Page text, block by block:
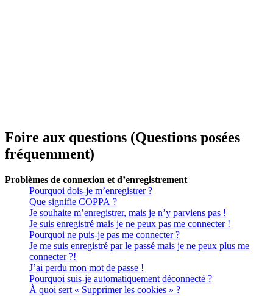
Foire aux questions (Questions posées
fréquemment)
Problèmes de connexion et d’enregistrement
Pourquoi dois-je m’enregistrer ?
Que signifie COPPA ?
Je souhaite m’enregistrer, mais je n’y parviens pas !
Je suis enregistré mais je ne peux pas me connecter !
Pourquoi ne puis-je pas me connecter ?
Je me suis enregistré par le passé mais je ne peux plus me
connecter ?!
J’ai perdu mon mot de passe !
Pourquoi suis-je automatiquement déconnecté ?
À quoi sert « Supprimer les cookies » ?